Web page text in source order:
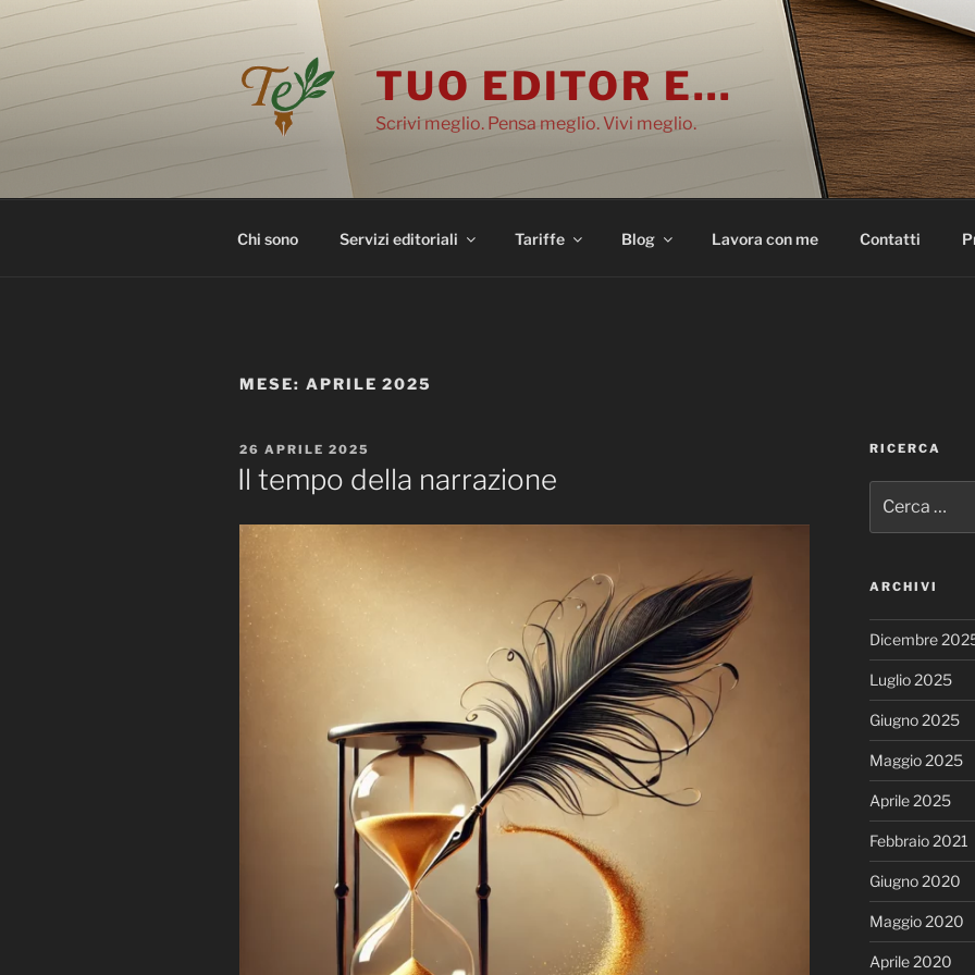
Salta
contenuto
TUO EDITOR E…
Scrivi meglio. Pensa meglio. Vivi meglio.
Chi sono Servizi editoriali Tariffe Blog Lavora con me Contatti
MESE: APRILE 2025
PUBBLICATO
IL
26 APRILE 2025
Il tempo della narrazione
RICERCA
ARCHIVI
Dicembre
Luglio 2025
Giugno 2025
Maggio 2025
Aprile 2025
Febbraio 2021
Giugno 2020
Maggio 2020
Aprile 2020